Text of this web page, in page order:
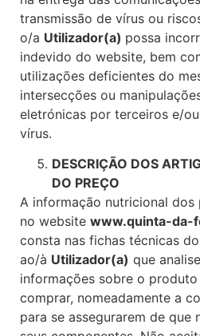
transmissão de vírus ou
o/a Utilizador(a) possa
indevido do website, bem
utilizações deficientes do
intersecções ou
eletrónicas por terceiros e/
vírus.
DESCRIÇÃO DOS
DO PREÇO
A informação nutricional
no website www.quinta-da-
consta nas fichas técnicas
ao/à Utilizador(a) que
informações sobre o
comprar, nomeadamente a
para se assegurarem de que